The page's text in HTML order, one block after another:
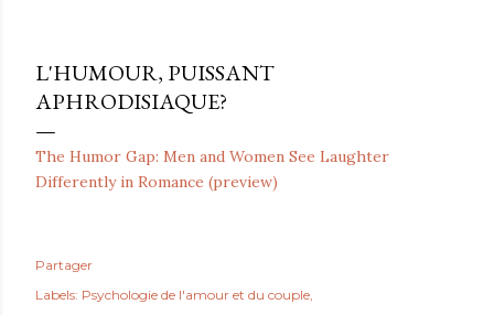
L'HUMOUR, PUISSANT
APHRODISIAQUE?
The Humor Gap: Men and Women See Laughter
Differently in Romance (preview)
Partager
Labels: Psychologie de l'amour et du couple